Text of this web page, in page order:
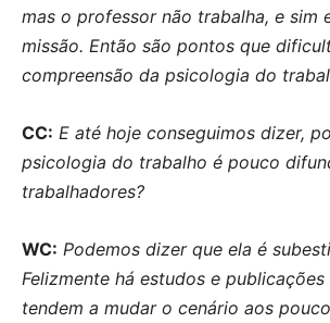
mas o professor não trabalha, e sim
missão. Então são pontos que
compreensão da psicologia do
CC: E até hoje conseguimos dizer,
psicologia do trabalho é pouco
trabalhadores?
WC: Podemos dizer que ela é
Felizmente há estudos e
tendem a mudar o cenário aos